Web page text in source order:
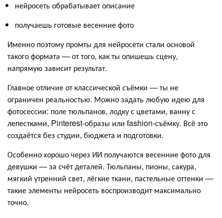
нейросеть обрабатывает описание
получаешь готовые весенние фото
Именно поэтому промты для нейросети стали основой
такого формата — от того, как ты опишешь сцену,
напрямую зависит результат.
Главное отличие от классической съёмки — ты не
ограничен реальностью. Можно задать любую идею для
фотосессии: поле тюльпанов, лодку с цветами, ванну с
лепестками, Pinterest-образы или fashion-съёмку. Всё это
создаётся без студии, бюджета и подготовки.
Особенно хорошо через ИИ получаются весенние фото для
девушки — за счёт деталей. Тюльпаны, пионы, сакура,
мягкий утренний свет, лёгкие ткани, пастельные оттенки —
такие элементы нейросеть воспроизводит максимально
точно.